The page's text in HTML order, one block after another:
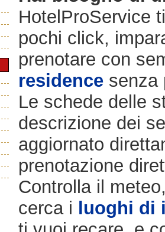
HotelProService
pochi click,
prenotare con
residence senza
Le schede delle
descrizione dei
aggiornato
prenotazione
Controlla il
cerca i
luoghi di